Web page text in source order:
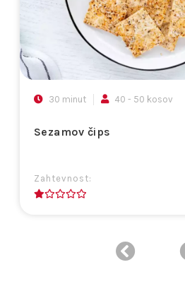
Sezamov čips
Zahtevnost:
30 minut 40 - 50 kosov